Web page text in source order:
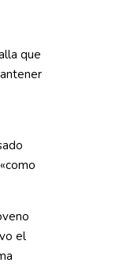
que
el